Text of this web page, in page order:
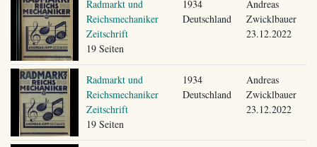
Radmarkt und
Reichsmechaniker
Zeitschrift
19 Seiten
1934
Deutschland
Andreas
Zwicklbauer
23.12.2022
Radmarkt und
Reichsmechaniker
Zeitschrift
19 Seiten
1934
Deutschland
Andreas
Zwicklbauer
23.12.2022